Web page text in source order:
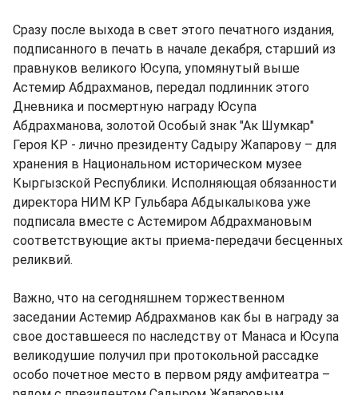
Сразу после выхода в свет этого печатного издания,
подписанного в печать в начале декабря, старший из
правнуков великого Юсупа, упомянутый выше
Астемир Абдрахманов, передал подлинник этого
Дневника и посмертную награду Юсупа
Абдрахманова, золотой Особый знак "Ак Шумкар"
Героя КР - лично президенту Садыру Жапарову – для
хранения в Национальном историческом музее
Кыргызской Республики. Исполняющая обязанности
директора НИМ КР Гульбара Абдыкалыкова уже
подписала вместе с Астемиром Абдрахмановым
соответствующие акты приема-передачи бесценных
реликвий.
Важно, что на сегодняшнем торжественном
заседании Астемир Абдрахманов как бы в награду за
свое доставшееся по наследству от Манаса и Юсупа
великодушие получил при протокольной рассадке
особо почетное место в первом ряду амфитеатра –